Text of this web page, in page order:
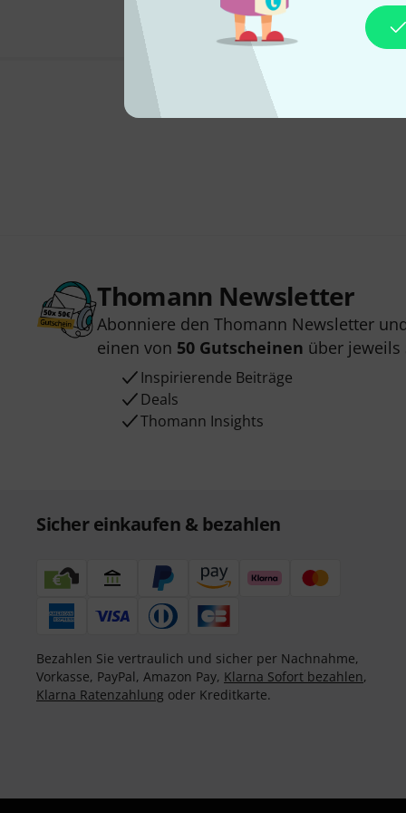
Thomann Newsletter
Abonniere den Thomann Newsletter
einen von 50 Gutscheinen über jeweils
Inspirierende Beiträge
Deals
Thomann Insights
Sicher einkaufen & bezahlen
Bezahlen Sie vertraulich und sicher per Nachnahme,
Vorkasse, PayPal, Amazon Pay, Klarna Sofort bezahlen,
Klarna Ratenzahlung oder Kreditkarte.